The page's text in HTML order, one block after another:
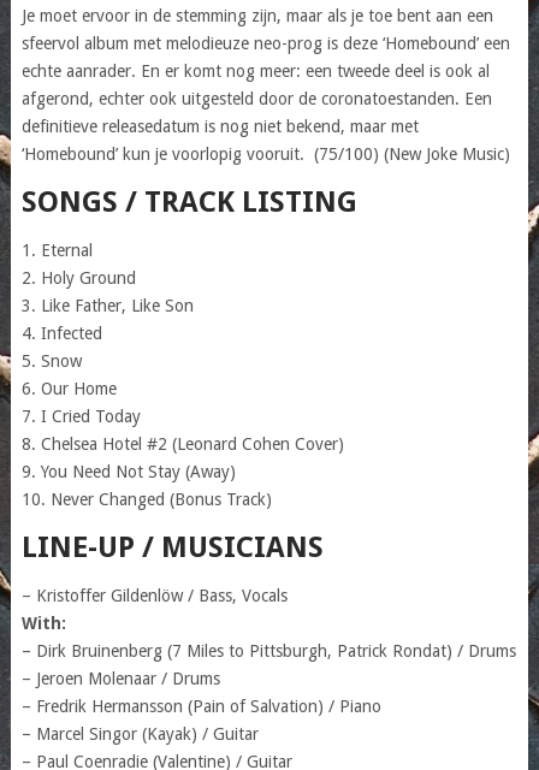
Je moet ervoor in de stemming zijn, maar als je toe bent aan een
sfeervol album met melodieuze neo-prog is deze ‘Homebound’ een
echte aanrader. En er komt nog meer: een tweede deel is ook al
afgerond, echter ook uitgesteld door de coronatoestanden. Een
definitieve releasedatum is nog niet bekend, maar met
‘Homebound’ kun je voorlopig vooruit. (75/100) (New Joke Music)
SONGS / TRACK LISTING
1. Eternal
2. Holy Ground
3. Like Father, Like Son
4. Infected
5. Snow
6. Our Home
7. I Cried Today
8. Chelsea Hotel #2 (Leonard Cohen Cover)
9. You Need Not Stay (Away)
10. Never Changed (Bonus Track)
LINE-UP / MUSICIANS
– Kristoffer Gildenlöw / Bass, Vocals
With:
– Dirk Bruinenberg (7 Miles to Pittsburgh, Patrick Rondat) / Drums
– Jeroen Molenaar / Drums
– Fredrik Hermansson (Pain of Salvation) / Piano
– Marcel Singor (Kayak) / Guitar
– Paul Coenradie (Valentine) / Guitar